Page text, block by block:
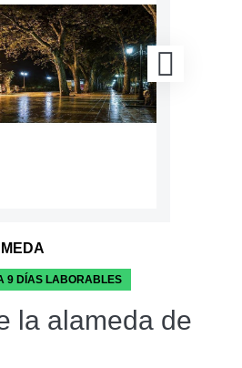
9 DÍAS LABORABLES
la alameda de